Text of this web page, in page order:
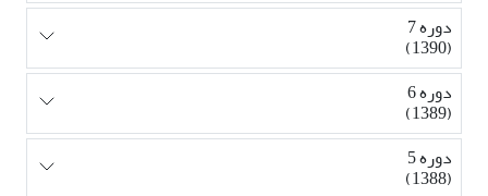
دوره 7
(1390)
دوره 6
(1389)
دوره 5
(1388)